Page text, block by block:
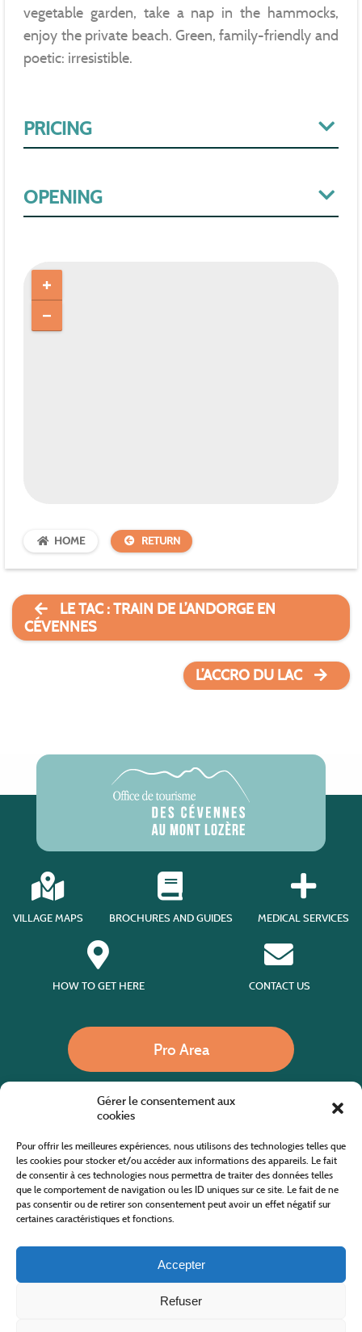
Gérer le consentement aux
cookies
Pour offrir les meilleures expériences, nous utilisons des technologies telles que
les cookies pour stocker et/ou accéder aux informations des appareils. Le fait
de consentir à ces technologies nous permettra de traiter des données telles
que le comportement de navigation ou les ID uniques sur ce site. Le fait de ne
pas consentir ou de retirer son consentement peut avoir un effet négatif sur
certaines caractéristiques et fonctions.
Accepter
Refuser
vegetable garden, take a nap in the hammocks,
enjoy the private beach. Green, family-friendly and
poetic: irresistible.
PRICING
OPENING
HOME RETURN
LE TAC : TRAIN DE L’ANDORGE EN
CÉVENNES
L’ACCRO DU LAC
VILLAGE MAPS BROCHURES AND GUIDES MEDICAL SERVICES
HOW TO GET HERE CONTACT US
Pro Area
Website co-financed by the European Agricultural Fund for Rural Development
Europe invests in rural areas
Cévennes Tourism Office in Mount Lozère